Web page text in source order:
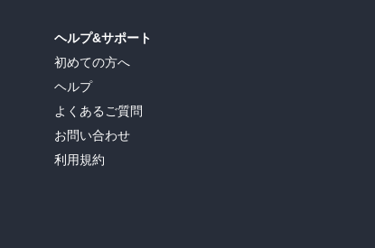
ヘルプ&サポート
初めての方へ
ヘルプ
よくあるご質問
お問い合わせ
利用規約